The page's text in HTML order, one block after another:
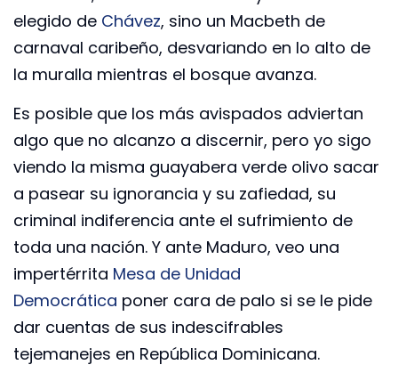
elegido de Chávez, sino un Macbeth de
carnaval caribeño, desvariando en lo alto de
la muralla mientras el bosque avanza.
Es posible que los más avispados adviertan
algo que no alcanzo a discernir, pero yo sigo
viendo la misma guayabera verde olivo sacar
a pasear su ignorancia y su zafiedad, su
criminal indiferencia ante el sufrimiento de
toda una nación. Y ante Maduro, veo una
impertérrita Mesa de Unidad
Democrática poner cara de palo si se le pide
dar cuentas de sus indescifrables
tejemanejes en República Dominicana.